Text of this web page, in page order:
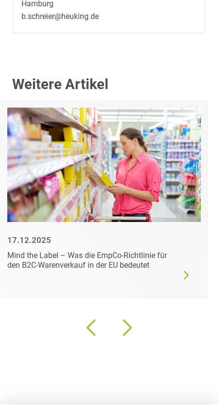
Hamburg
b.schreier@heuking.de
Weitere Artikel
17.12.2025
Mind the Label – Was die EmpCo-Richtlinie für
den B2C-Warenverkauf in der EU bedeutet